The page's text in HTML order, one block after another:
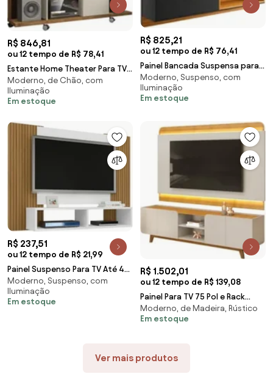
R$ 846,81
ou 12 tempo de R$ 78,41
Estante Home Theater Para TV
Até 47 Pol. Taurus
Cinamomo/Off White/Rip
Moderno, de Chão, com
Iluminação
Em estoque
R$ 825,21
ou 12 tempo de R$ 76,41
Painel Bancada Suspensa para
TV até 65 Pol. Ripado 180cm
Tocantins Pre
Moderno, Suspenso, com
Iluminação
Em estoque
R$ 237,51
ou 12 tempo de R$ 21,99
Painel Suspenso Para TV Até 48
Polegadas Navi Branco/Ripado -
Bechara
Moderno, Suspenso, com
Iluminação
Em estoque
R$ 1.502,01
ou 12 tempo de R$ 139,08
Painel Para TV 75 Pol e Rack
Bancada Com LED 220cm Collie
D04 Cedro/Ba
Moderno, de Madeira, Rústico
Em estoque
Ver mais produtos